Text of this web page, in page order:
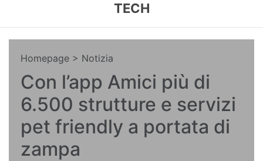
TECH
Homepage > Notizia
Con l’app Amici più di
6.500 strutture e servizi
pet friendly a portata di
zampa